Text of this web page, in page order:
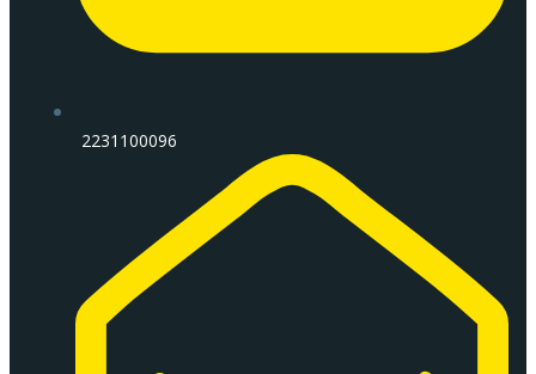
2231100096